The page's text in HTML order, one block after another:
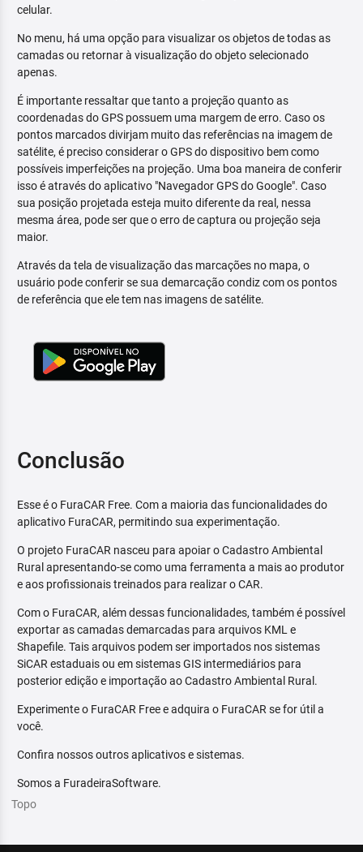
celular.
No menu, há uma opção para visualizar os objetos de todas as
camadas ou retornar à visualização do objeto selecionado
apenas.
É importante ressaltar que tanto a projeção quanto as
coordenadas do GPS possuem uma margem de erro. Caso os
pontos marcados divirjam muito das referências na imagem de
satélite, é preciso considerar o GPS do dispositivo bem como
possíveis imperfeições na projeção. Uma boa maneira de conferir
isso é através do aplicativo "Navegador GPS do Google". Caso
sua posição projetada esteja muito diferente da real, nessa
mesma área, pode ser que o erro de captura ou projeção seja
maior.
Através da tela de visualização das marcações no mapa, o
usuário pode conferir se sua demarcação condiz com os pontos
de referência que ele tem nas imagens de satélite.
Conclusão
Esse é o FuraCAR Free. Com a maioria das funcionalidades do
aplicativo FuraCAR, permitindo sua experimentação.
O projeto FuraCAR nasceu para apoiar o Cadastro Ambiental
Rural apresentando-se como uma ferramenta a mais ao produtor
e aos profissionais treinados para realizar o CAR.
Com o FuraCAR, além dessas funcionalidades, também é possível
exportar as camadas demarcadas para arquivos KML e
Shapefile. Tais arquivos podem ser importados nos sistemas
SiCAR estaduais ou em sistemas GIS intermediários para
posterior edição e importação ao Cadastro Ambiental Rural.
Experimente o FuraCAR Free e adquira o FuraCAR se for útil a
você.
Confira nossos outros aplicativos e sistemas.
Somos a FuradeiraSoftware.
Topo